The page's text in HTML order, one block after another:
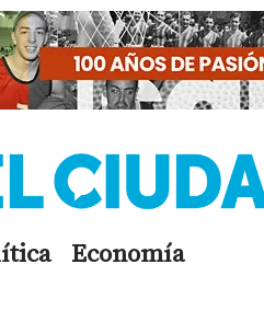
Economía